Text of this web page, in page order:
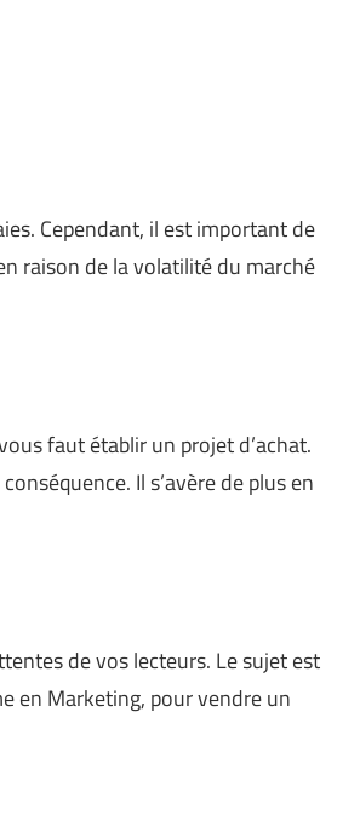
Cependant, il est important de
raison de la volatilité du marché
faut établir un projet d’achat.
Il s’avère de plus en
de vos lecteurs. Le sujet est
en Marketing, pour vendre un